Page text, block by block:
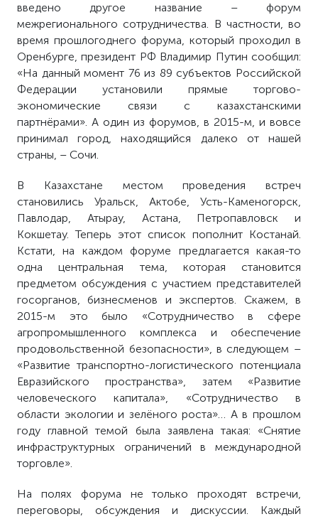
введено другое название – форум
межрегионального сотрудничества. В частности, во
время прошлогоднего форума, который проходил в
Оренбурге, президент РФ Владимир Путин сообщил:
«На данный момент 76 из 89 субъектов Российской
Федерации установили прямые торгово-
экономические связи с казахстанскими
партнёрами». А один из форумов, в 2015-м, и вовсе
принимал город, находящийся далеко от нашей
страны, – Сочи.
В Казахстане местом проведения встреч
становились Уральск, Актобе, Усть-Каменогорск,
Павлодар, Атырау, Астана, Петропавловск и
Кокшетау. Теперь этот список пополнит Костанай.
Кстати, на каждом форуме предлагается какая-то
одна центральная тема, которая становится
предметом обсуждения с участием представителей
госорганов, бизнесменов и экспертов. Скажем, в
2015-м это было «Сотрудничество в сфере
агропромышленного комплекса и обеспечение
продовольственной безопасности», в следующем –
«Развитие транспортно-логистического потенциала
Евразийского пространства», затем «Развитие
человеческого капитала», «Сотрудничество в
области экологии и зелёного роста»… А в прошлом
году главной темой была заявлена такая: «Снятие
инфраструктурных ограничений в международной
торговле».
На полях форума не только проходят встречи,
переговоры, обсуждения и дискуссии. Каждый